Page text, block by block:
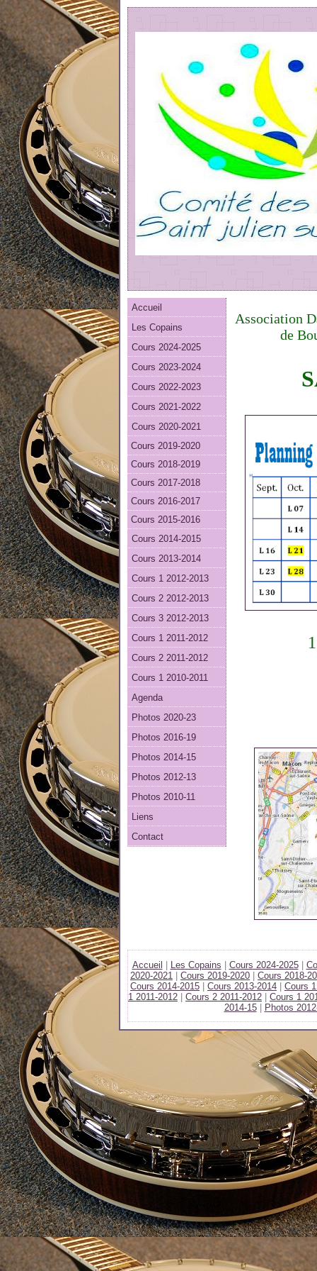
Accueil
Les Copains
Cours 2024-2025
Cours 2023-2024
Cours 2022-2023
Cours 2021-2022
Cours 2020-2021
Cours 2019-2020
Cours 2018-2019
Cours 2017-2018
Cours 2016-2017
Cours 2015-2016
Cours 2014-2015
Cours 2013-2014
Cours 1 2012-2013
Cours 2 2012-2013
Cours 3 2012-2013
Cours 1 2011-2012
Cours 2 2011-2012
Cours 1 2010-2011
Agenda
Photos 2020-23
Photos 2016-19
Photos 2014-15
Photos 2012-13
Photos 2010-11
Liens
Contact
Association
de
Accueil | Les Copains | Cours 2024-2025|
2020-2021 | Cours 2019-2020 | Cours 2018-
Cours 2014-2015 | Cours 2013-2014 | Cours
1 2011-2012 | Cours 2 2011-2012 | Cours 1
2014-15| Photos